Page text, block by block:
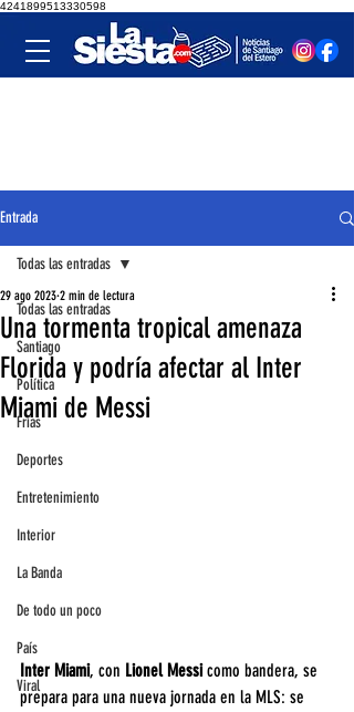
4241899513330598
Entrada
Todas las entradas
Santiago
Política
Frías
Deportes
Entretenimiento
Interior
La Banda
De todo un poco
País
Viral
Todas las entradas
Una tormenta tropical amenaza
Florida y podría afectar al Inter
Miami de Messi
29 ago 2023 2 min de lectura
Inter Miami, con Lionel Messi como bandera, se
prepara para una nueva jornada en la MLS: se